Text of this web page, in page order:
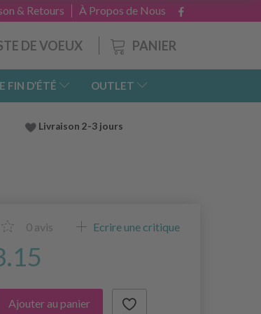
À Propos de Nous
& Retours
PANIER
DE VOEUX
FIN D’ÉTÉ OUTLET
Livraison 2-3 jours
0 avis Ecrire une critique
Ajouter au panier